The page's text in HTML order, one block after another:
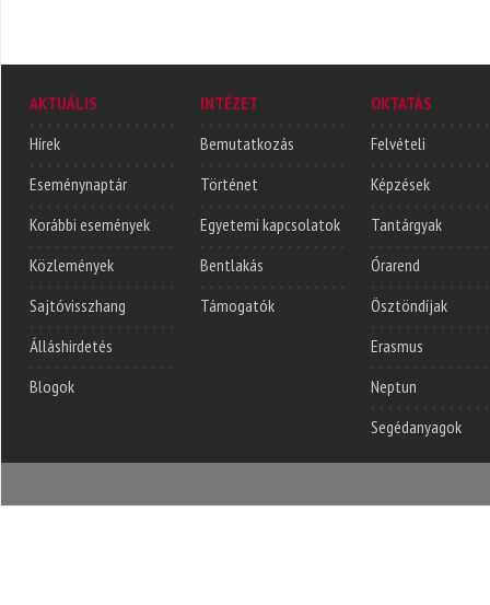
AKTUÁLIS
Hírek
Eseménynaptár
Korábbi események
Közlemények
Sajtóvisszhang
Álláshirdetés
Blogok
INTÉZET
Bemutatkozás
Történet
Egyetemi kapcsolatok
Bentlakás
Támogatók
OKTATÁS
Felvételi
Képzések
Tantárgyak
Órarend
Ösztöndíjak
Erasmus
Neptun
Segédanyagok